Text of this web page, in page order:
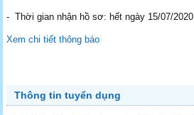
- Thời gian nhận hồ sơ: hết ngày 15/07/2020
Xem chi tiết thông báo
Thông tin tuyển dụng